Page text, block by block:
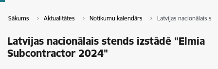
Sākums Aktualitātes Notikumu kalendārs Latvijas nacionālais
Latvijas nacionālais stends izstādē "Elmia
Subcontractor 2024"